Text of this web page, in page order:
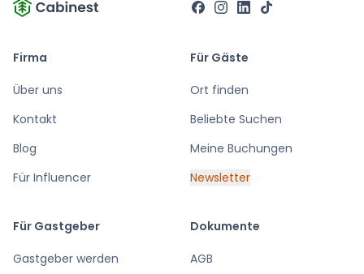
Firma
Über uns
Kontakt
Blog
Für Influencer
Für Gäste
Ort finden
Beliebte Suchen
Meine Buchungen
Newsletter
Für Gastgeber
Gastgeber werden
Dokumente
AGB